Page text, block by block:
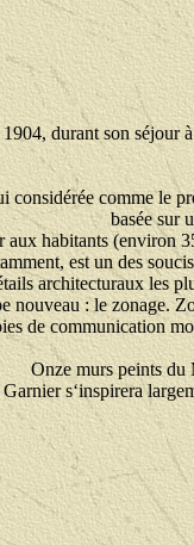
durant son séjour
considérée comme le
basée sur
aux habitants (environ
est un des
architecturaux les
nouveau : le zonage.
de communication
Onze murs peints du
s‘inspirera